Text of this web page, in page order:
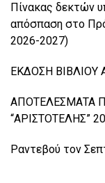
Πίνακας δεκτών
απόσπαση στο
2026-2027)
ΕΚΔΟΣΗ ΒΙΒΛΙΟΥ
ΑΠΟΤΕΛΕΣΜΑΤΑ
“ΑΡΙΣΤΟΤΕΛΗΣ”
Ραντεβού τον